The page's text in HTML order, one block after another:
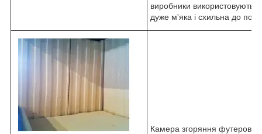
виробники використовують
дуже м'яка і схильна до
Камера згоряння